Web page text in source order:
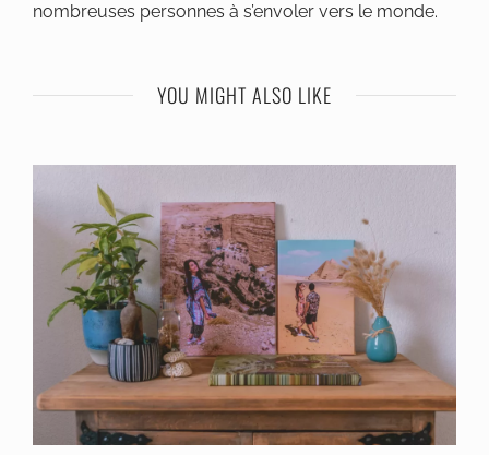
nombreuses personnes à s’envoler vers le monde.
YOU MIGHT ALSO LIKE